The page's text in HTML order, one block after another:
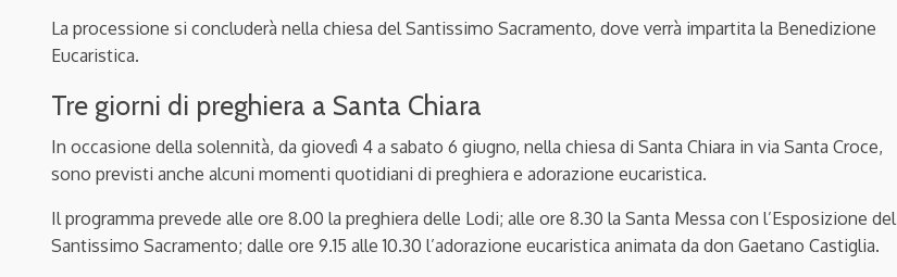
La processione si concluderà nella chiesa del Santissimo Sacramento, dove verrà impartita la Benedizione
Eucaristica.
Tre giorni di preghiera a Santa Chiara
In occasione della solennità, da giovedì 4 a sabato 6 giugno, nella chiesa di Santa Chiara in via Santa Croce,
sono previsti anche alcuni momenti quotidiani di preghiera e adorazione eucaristica.
Il programma prevede alle ore 8.00 la preghiera delle Lodi; alle ore 8.30 la Santa Messa con l’Esposizione del
Santissimo Sacramento; dalle ore 9.15 alle 10.30 l’adorazione eucaristica animata da don Gaetano Castiglia.